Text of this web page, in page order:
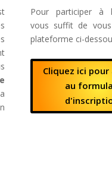
Pour participer à
vous suffit de
plateforme ci-
Cliquez ici pour
au